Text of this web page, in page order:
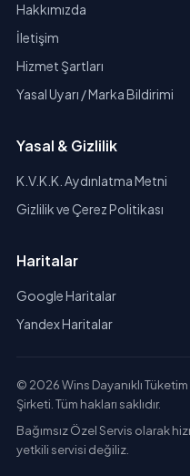
Hakkımızda
İletişim
Hizmet Şartları
Yasal Uyarı / Marka Bildirimi
Yasal & Gizlilik
K.V.K.K. Aydınlatma Metni
Gizlilik ve Çerez Politikası
Haritalar
Google Haritalar
Yandex Haritalar
© 2026 Wins Dayanıklı
Şirketi. Tüm hakları saklıdır.
Bağımsız Özel Servis olarak
yetkili servisi değiliz.